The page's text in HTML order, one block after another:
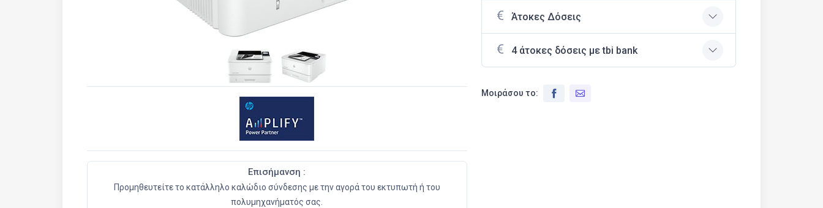
Επισήμανση :
Προμηθευτείτε το κατάλληλο καλώδιο σύνδεσης με την αγορά του εκτυπωτή ή του
πολυμηχανήματός σας.
Άτοκες Δόσεις
4 άτοκες δόσεις με tbi bank
Μοιράσου το: